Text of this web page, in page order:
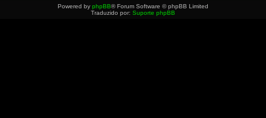
Powered by phpBB® Forum Software © phpBB Limited
Traduzido por: Suporte phpBB